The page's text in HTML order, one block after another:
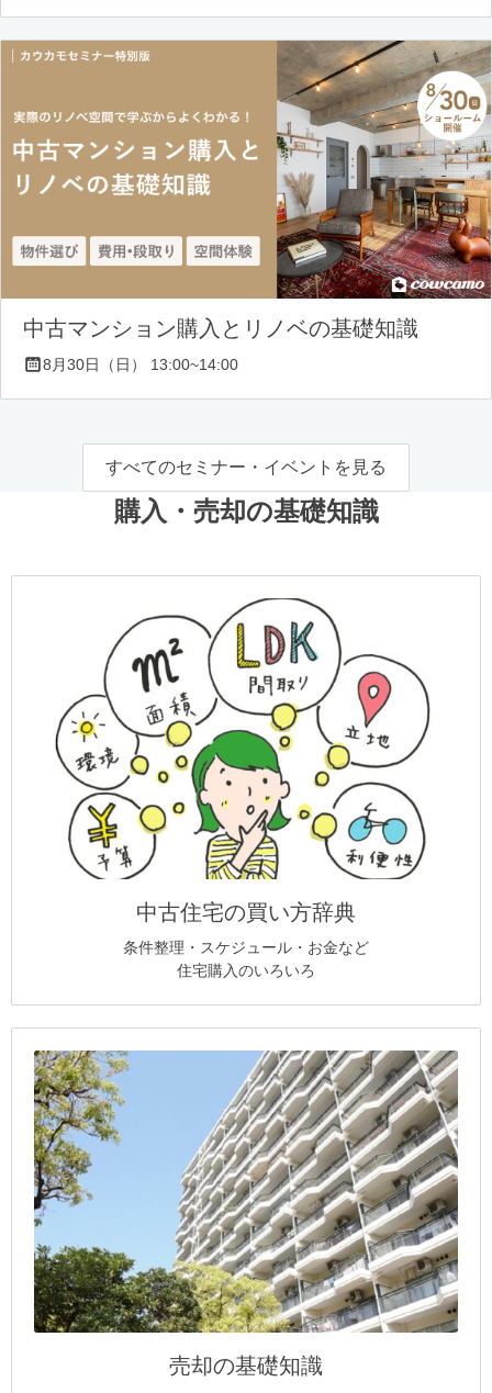
中古マンション購入とリノベの基礎知識
8月30日（日） 13:00~14:00
すべてのセミナー・イベントを見る
購入・売却の基礎知識
中古住宅の買い方辞典
条件整理・スケジュール・お金など
住宅購入のいろいろ
売却の基礎知識